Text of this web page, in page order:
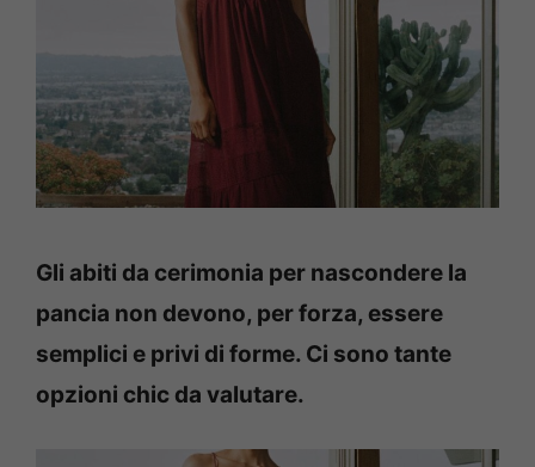
Gli abiti da cerimonia per nascondere la
pancia non devono, per forza, essere
semplici e privi di forme. Ci sono tante
opzioni chic da valutare.